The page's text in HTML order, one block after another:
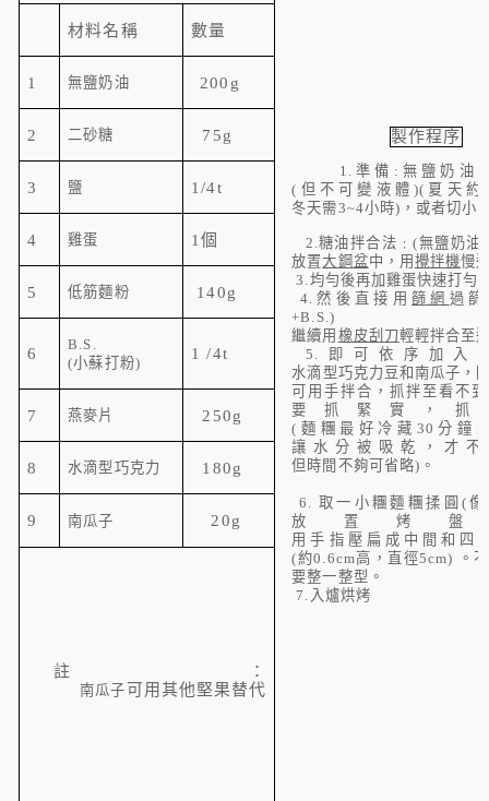
製作程序
1. 準備 : 無鹽奶油
( 但不可變液體)( 夏天約
冬天需3~4小時) ，或者切小
2.糖油拌合法﹕(無鹽奶油
放置大鋼盆中，用 攪拌機慢
3.均勻後再加 雞蛋快速打勻
4. 然後直接用 篩網 過篩
+B.S.)
繼續用 橡皮刮刀輕輕拌合至
5. 即可依序加入
水滴型巧克力豆和南瓜子 ，
可用手拌合，抓拌至看不
要抓緊實，抓
( 麵糰最好冷藏 30 分鐘
讓水分被吸乾，才不
但時間不夠可省略) 。
6. 取一小糰麵糰揉圓 (
放置烤盤
用手指壓扁成中間和四
(約0.6cm高，直徑5cm)
。
要整一整型。
7. 入爐烘烤
材料名稱 數量
1 無鹽奶油 200g
2 二砂糖 75g
3 鹽 1/4t
4 雞蛋 1個
5 低筋麵粉 140g
6
B.S.
(小蘇打粉)
1 /4t
7 燕麥片 250g
8 水滴型巧克力 180g
9 南瓜子 20g
註：
南瓜子可用其他堅果替代